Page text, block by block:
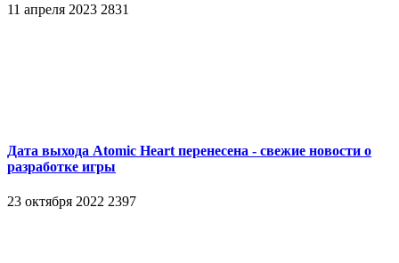
11 апреля 2023 2831
Дата выхода Atomic Heart перенесена - свежие новости о
разработке игры
23 октября 2022 2397